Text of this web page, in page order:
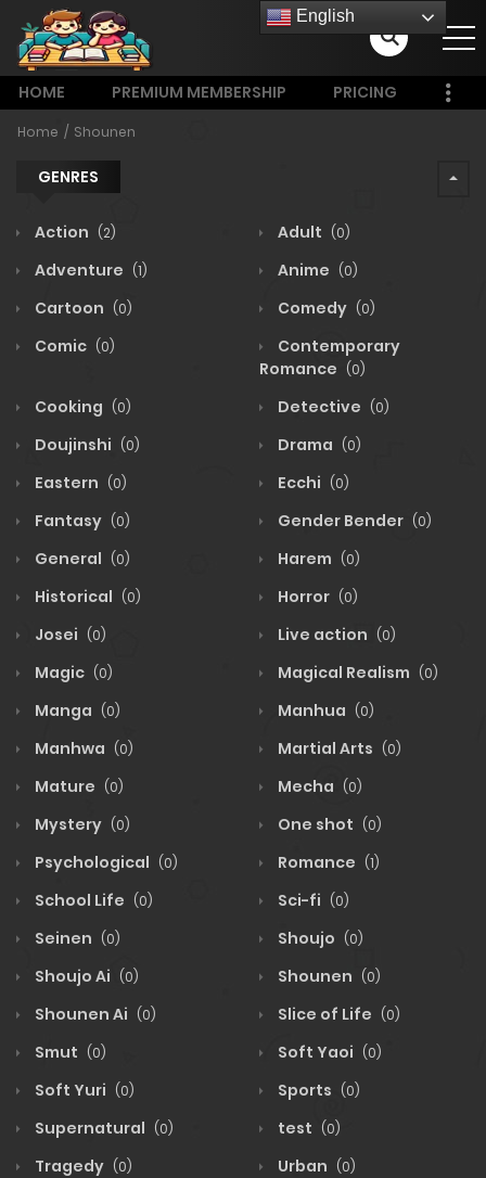
HOME PREMIUM MEMBERSHIP PRICING
Home Shounen
GENRES
Action (2) Adult (0)
Adventure (1) Anime (0)
Cartoon (0) Comedy (0)
Comic (0)
Contemporary
Romance (0)
Cooking (0) Detective (0)
Doujinshi (0) Drama (0)
Eastern (0) Ecchi (0)
Fantasy (0) Gender Bender (0)
General (0) Harem (0)
Historical (0) Horror (0)
Josei (0) Live action (0)
Magic (0) Magical Realism (0)
Manga (0) Manhua (0)
Manhwa (0) Martial Arts (0)
Mature (0) Mecha (0)
Mystery (0) One shot (0)
Psychological (0) Romance (1)
School Life (0) Sci-fi (0)
Seinen (0) Shoujo (0)
Shoujo Ai (0) Shounen (0)
Shounen Ai (0) Slice of Life (0)
Smut (0) Soft Yaoi (0)
Soft Yuri (0) Sports (0)
Supernatural (0) test (0)
Tragedy (0) Urban (0)
English